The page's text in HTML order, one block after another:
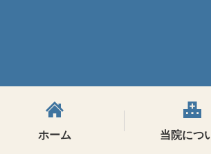
ホーム 当院につ